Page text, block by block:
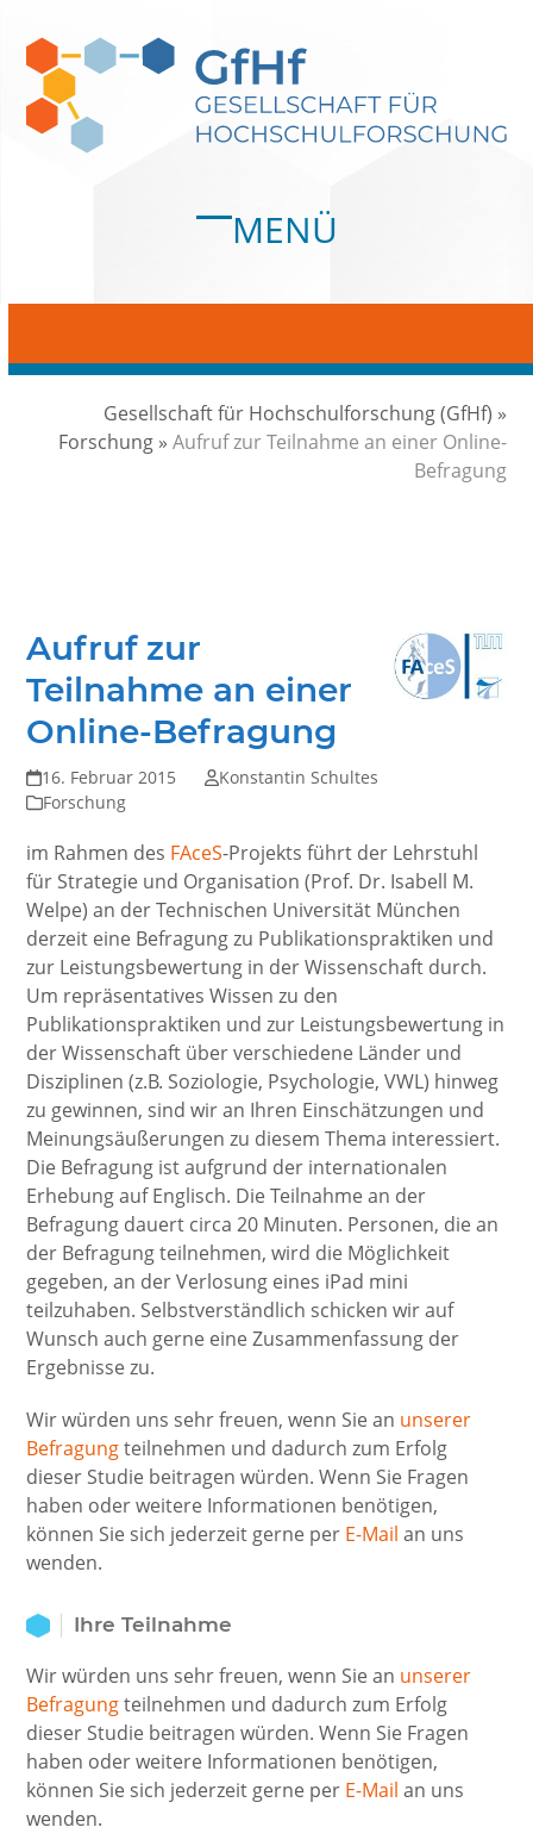
content
MENÜ
Open
Close
Gesellschaft für Hochschulforschung (GfHf) »
Forschung» Aufruf zur Teilnahme an einer Online-
Befragung
Aufruf zur
Teilnahme an einer
Online-Befragung
16. Februar 2015
Konstantin Schultes
Forschung
im Rahmen des FAceS-Projekts führt der Lehrstuhl
für Strategie und Organisation (Prof. Dr. Isabell M.
Welpe) an der Technischen Universität München
derzeit eine Befragung zu Publikationspraktiken und
zur Leistungsbewertung in der Wissenschaft durch.
Um repräsentatives Wissen zu den
Publikationspraktiken und zur Leistungsbewertung in
der Wissenschaft über verschiedene Länder und
Disziplinen (z.B. Soziologie, Psychologie, VWL) hinweg
zu gewinnen, sind wir an Ihren Einschätzungen und
Meinungsäußerungen zu diesem Thema interessiert.
Die Befragung ist aufgrund der internationalen
Erhebung auf Englisch. Die Teilnahme an der
Befragung dauert circa 20 Minuten. Personen, die an
der Befragung teilnehmen, wird die Möglichkeit
gegeben, an der Verlosung eines iPad mini
teilzuhaben. Selbstverständlich schicken wir auf
Wunsch auch gerne eine Zusammenfassung der
Ergebnisse zu.
Wir würden uns sehr freuen, wenn Sie an unserer
Befragungteilnehmen und dadurch zum Erfolg
dieser Studie beitragen würden. Wenn Sie Fragen
haben oder weitere Informationen benötigen,
können Sie sich jederzeit gerne per E-Mail an uns
wenden.
Ihre Teilnahme
Wir würden uns sehr freuen, wenn Sie an unserer
Befragungteilnehmen und dadurch zum Erfolg
dieser Studie beitragen würden. Wenn Sie Fragen
haben oder weitere Informationen benötigen,
können Sie sich jederzeit gerne per E-Mail an uns
wenden.